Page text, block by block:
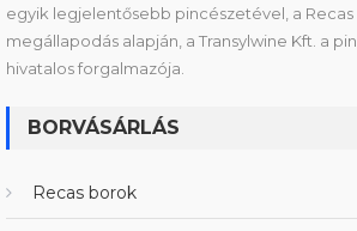
egyik legjelentősebb pincészetével, a
megállapodás alapján, a Transylwine Kft. a
hivatalos forgalmazója.
BORVÁSÁRLÁS
Recas borok